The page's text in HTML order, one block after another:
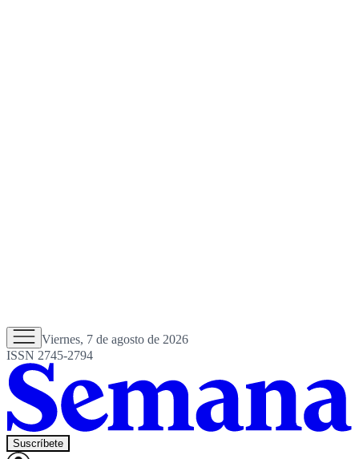
Viernes, 7 de agosto de 2026
ISSN 2745-2794
Suscríbete